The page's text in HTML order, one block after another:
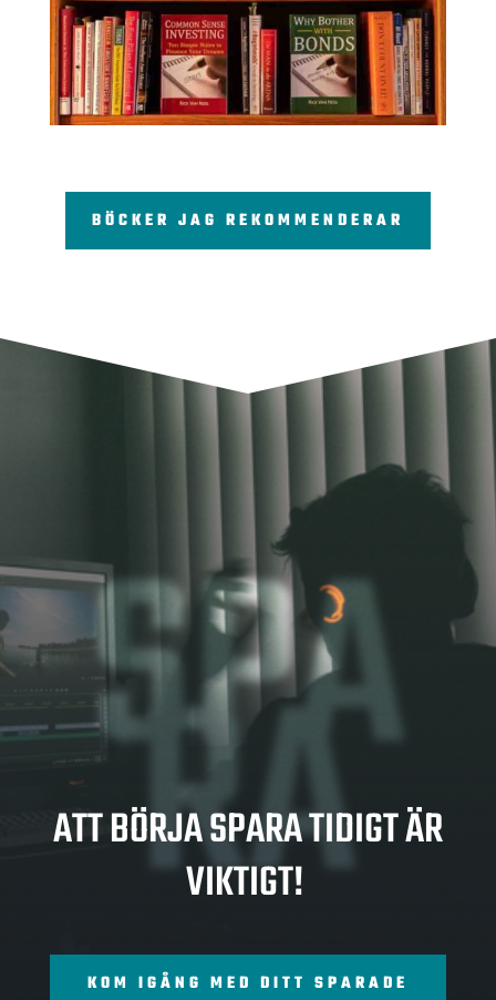
BÖCKER JAG REKOMMENDERAR
SPA
RA
ATT BÖRJA SPARA TIDIGT ÄR
VIKTIGT!
KOM IGÅNG MED DITT SPARADE